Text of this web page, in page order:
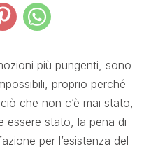
più pungenti, sono
proprio perché
che non c’è mai stato,
essere stato, la pena di
per l’esistenza del